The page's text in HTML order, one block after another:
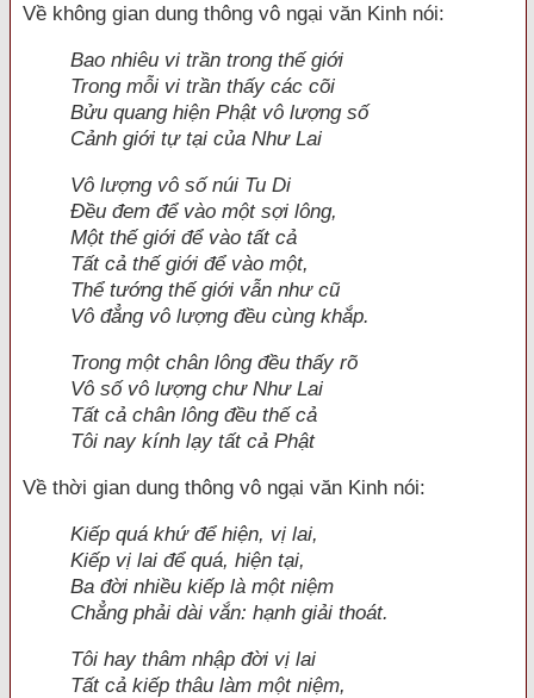
Về không gian dung thông vô ngại văn Kinh nói:
Bao nhiêu vi trần trong thế giới
Trong mỗi vi trần thấy các cõi
Bửu quang hiện Phật vô lượng số
Cảnh giới tự tại của Như Lai
Vô lượng vô số núi Tu Di
Ðều đem để vào một sợi lông,
Một thế giới để vào tất cả
Tất cả thế giới để vào một,
Thể tướng thế giới vẫn như cũ
Vô đẳng vô lượng đều cùng khắp.
Trong một chân lông đều thấy rõ
Vô số vô lượng chư Như Lai
Tất cả chân lông đều thế cả
Tôi nay kính lạy tất cả Phật
Về thời gian dung thông vô ngại văn Kinh nói:
Kiếp quá khứ để hiện, vị lai,
Kiếp vị lai để quá, hiện tại,
Ba đời nhiều kiếp là một niệm
Chẳng phải dài vắn: hạnh giải thoát.
Tôi hay thâm nhập đời vị lai
Tất cả kiếp thâu làm một niệm,